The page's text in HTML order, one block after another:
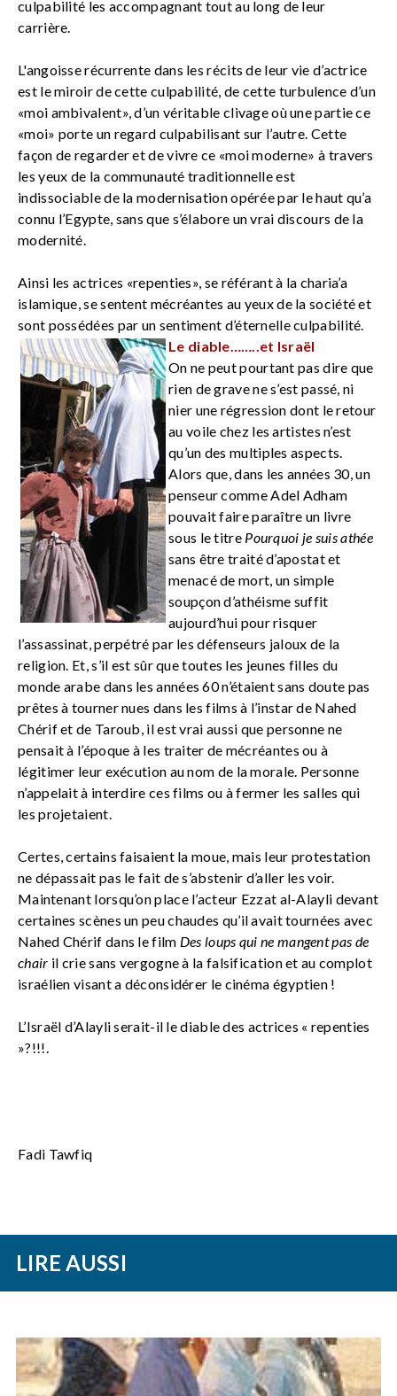
culpabilité les accompagnant tout au long de leur
carrière.
L'angoisse récurrente dans les récits de leur vie d’actrice
est le miroir de cette culpabilité, de cette turbulence d’un
«moi ambivalent», d’un véritable clivage où une partie ce
«moi» porte un regard culpabilisant sur l’autre. Cette
façon de regarder et de vivre ce «moi moderne» à travers
les yeux de la communauté traditionnelle est
indissociable de la modernisation opérée par le haut qu’a
connu l’Egypte, sans que s’élabore un vrai discours de la
modernité.
Ainsi les actrices «repenties», se référant à la charia’a
islamique, se sentent mécréantes au yeux de la société et
sont possédées par un sentiment d’éternelle culpabilité.
Le diable……..et Israël
On ne peut pourtant pas dire que
rien de grave ne s’est passé, ni
nier une régression dont le retour
au voile chez les artistes n’est
qu’un des multiples aspects.
Alors que, dans les années 30, un
penseur comme Adel Adham
pouvait faire paraître un livre
sous le titre Pourquoi je suis athée
sans être traité d’apostat et
menacé de mort, un simple
soupçon d’athéisme suffit
aujourd’hui pour risquer
l’assassinat, perpétré par les défenseurs jaloux de la
religion. Et, s’il est sûr que toutes les jeunes filles du
monde arabe dans les années 60 n’étaient sans doute pas
prêtes à tourner nues dans les films à l’instar de Nahed
Chérif et de Taroub, il est vrai aussi que personne ne
pensait à l’époque à les traiter de mécréantes ou à
légitimer leur exécution au nom de la morale. Personne
n’appelait à interdire ces films ou à fermer les salles qui
les projetaient.
Certes, certains faisaient la moue, mais leur protestation
ne dépassait pas le fait de s’abstenir d’aller les voir.
Maintenant lorsqu’on place l’acteur Ezzat al-Alayli devant
certaines scènes un peu chaudes qu’il avait tournées avec
Nahed Chérif dans le film Des loups qui ne mangent pas de
chair il crie sans vergogne à la falsification et au complot
israélien visant a déconsidérer le cinéma égyptien !
L’Israël d’Alayli serait-il le diable des actrices « repenties
»?!!!.
Fadi Tawfiq
LIRE AUSSI